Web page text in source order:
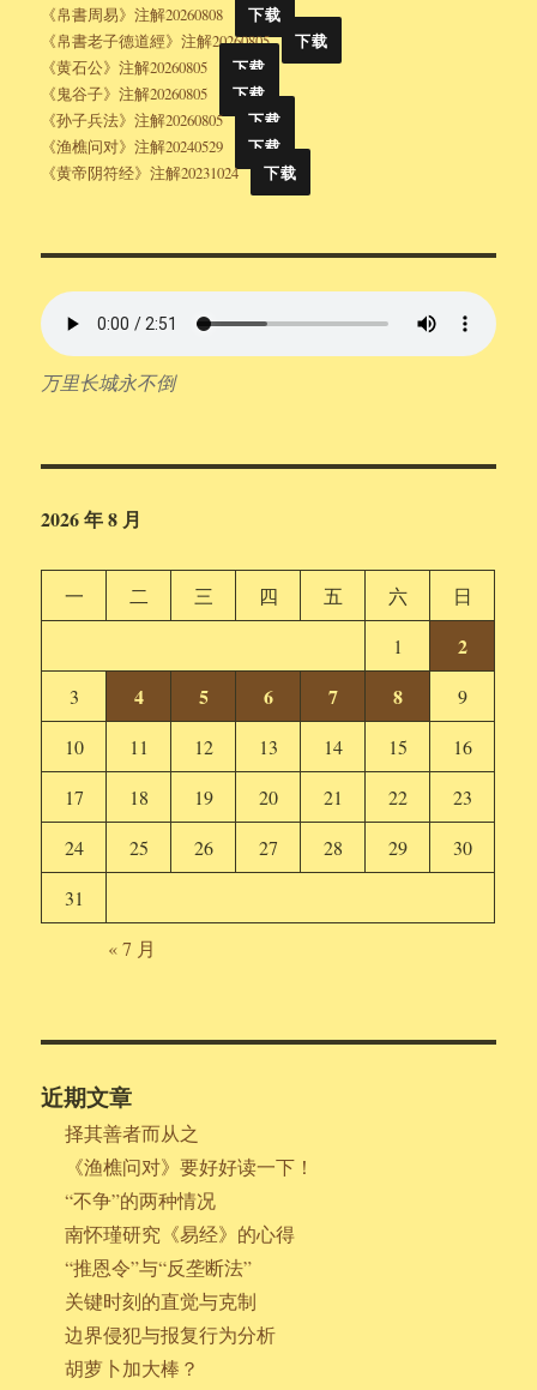
《帛書周易》注解20260808
下载
《帛書老子德道經》注解20260805
下载
《黄石公》注解20260805
下载
《鬼谷子》注解20260805
下载
《孙子兵法》注解20260805
下载
《渔樵问对》注解20240529
下载
《黄帝阴符经》注解20231024
下载
万里长城永不倒
2026 年 8 月
一 二 三 四 五 六
日
1
2
3 4 5 6 7 8
9
10
11 12 13 14 15
16
17
18 19 20 21 22
23
24
25 26 27 28 29
30
31
« 7 月
近期文章
择其善者而从之
《渔樵问对》要好好读一下！
“不争”的两种情况
南怀瑾研究《易经》的心得
“推恩令”与“反垄断法”
关键时刻的直觉与克制
边界侵犯与报复行为分析
胡萝卜加大棒？